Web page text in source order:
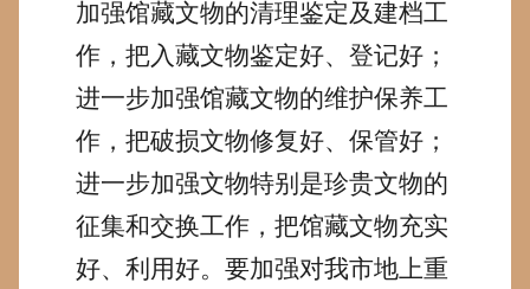
加强馆藏文物的清理鉴定及建档工
作，把入藏文物鉴定好、登记好；
进一步加强馆藏文物的维护保养工
作，把破损文物修复好、保管好；
进一步加强文物特别是珍贵文物的
征集和交换工作，把馆藏文物充实
好、利用好。要加强对我市地上重